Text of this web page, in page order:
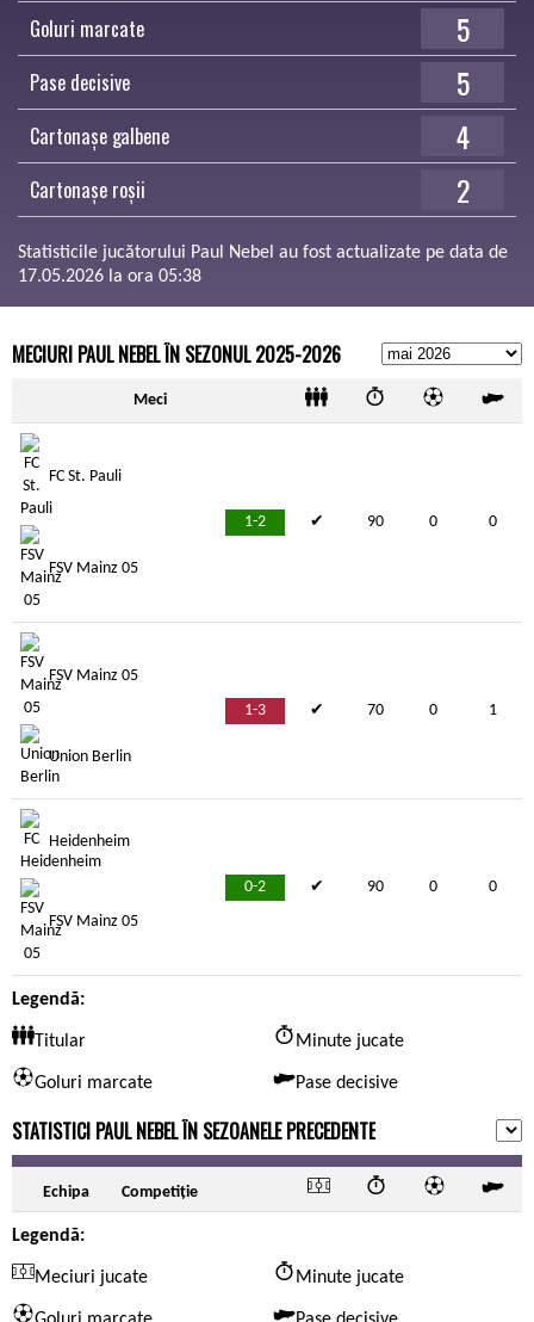
Goluri marcate 5
Pase decisive 5
Cartonașe galbene 4
Cartonașe roșii 2
Statisticile jucătorului Paul Nebel au fost actualizate pe data de
17.05.2026 la ora 05:38
MECIURI PAUL NEBEL ÎN SEZONUL 2025-2026
Meci
FC St. Pauli
1-2
FSV Mainz 05
✔ 90 0 0
FSV Mainz 05
1-3
Union Berlin
✔ 70 0 1
Heidenheim
0-2
FSV Mainz 05
✔ 90 0 0
Legendă:
Titular Minute jucate
Goluri marcate Pase decisive
STATISTICI PAUL NEBEL ÎN SEZOANELE PRECEDENTE
Echipa Competiție
Legendă:
Meciuri jucate Minute jucate